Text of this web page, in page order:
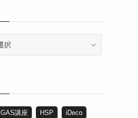
GAS講座 HSP iDeco